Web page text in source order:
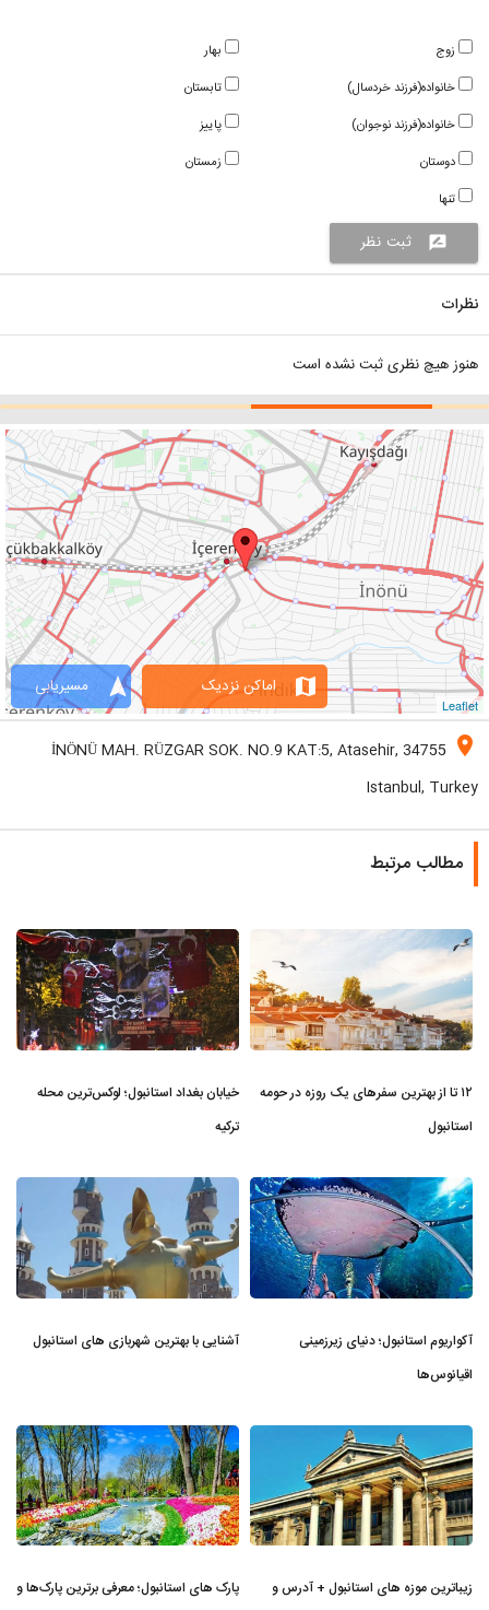
بهار
تابستان
پاییز
زمستان
زوج
خانواده(فرزند خردسال)
خانواده(فرزند نوجوان)
دوستان
تنها
rate_review ثبت نظر
نظرات
هنوز هیچ نظری ثبت نشده است
Leaflet
navigation مسیریابی map اماکن نزدیک
location_on
İNÖNÜ MAH. RÜZGAR SOK. NO.9 KAT:5, Atasehir, 34755
Istanbul, Turkey
مطالب مرتبط
۱۲ تا از بهترین سفرهای یک روزه در حومه
استانبول
خیابان بغداد استانبول؛ لوکس‌ترین محله
ترکیه
آکواریوم استانبول؛ دنیای زیرزمینی
اقیانوس‌ها
آشنایی با بهترین شهربازی های استانبول
زیباترین موزه‌ های استانبول + آدرس و
پارک های استانبول؛ معرفی برترین پارک‌ها و